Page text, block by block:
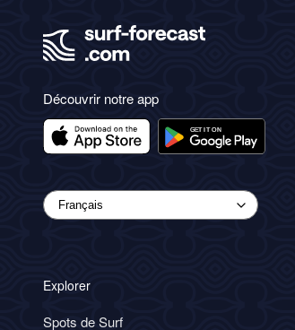
Découvrir notre app
Explorer
Spots de Surf